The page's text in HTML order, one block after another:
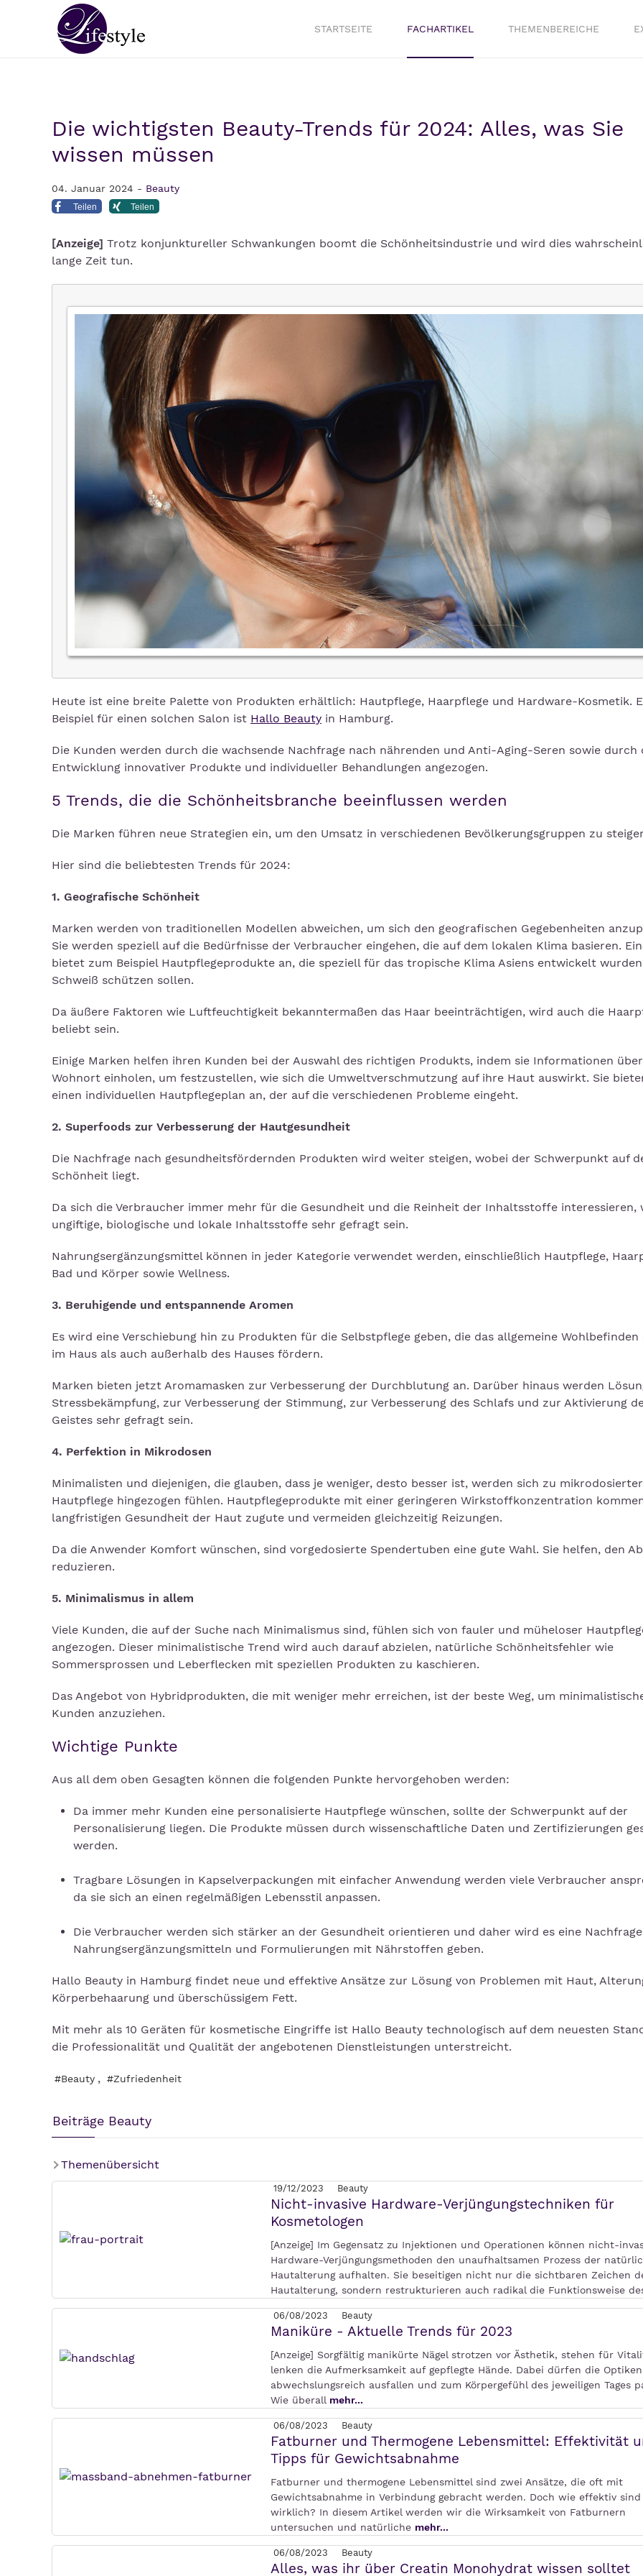
STARTSEITE FACHARTIKEL THEMENBEREICHE
Die wichtigsten Beauty-Trends für 2024: Alles, was Sie
wissen müssen
04. Januar 2024 - Beauty
Teilen Teilen
[Anzeige] Trotz konjunktureller Schwankungen boomt die Schönheitsindustrie und wird dies
lange Zeit tun.
Heute ist eine breite Palette von Produkten erhältlich: Hautpflege, Haarpflege und Hardware-Kosmetik.
Beispiel für einen solchen Salon ist Hallo Beauty in Hamburg.
Die Kunden werden durch die wachsende Nachfrage nach nährenden und Anti-Aging-Seren sowie durch
Entwicklung innovativer Produkte und individueller Behandlungen angezogen.
5 Trends, die die Schönheitsbranche beeinflussen werden
Die Marken führen neue Strategien ein, um den Umsatz in verschiedenen Bevölkerungsgruppen zu
Hier sind die beliebtesten Trends für 2024:
1. Geografische Schönheit
Marken werden von traditionellen Modellen abweichen, um sich den geografischen Gegebenheiten
Sie werden speziell auf die Bedürfnisse der Verbraucher eingehen, die auf dem lokalen Klima basieren.
bietet zum Beispiel Hautpflegeprodukte an, die speziell für das tropische Klima Asiens entwickelt
Schweiß schützen sollen.
Da äußere Faktoren wie Luftfeuchtigkeit bekanntermaßen das Haar beeinträchtigen, wird auch die
beliebt sein.
Einige Marken helfen ihren Kunden bei der Auswahl des richtigen Produkts, indem sie Informationen
Wohnort einholen, um festzustellen, wie sich die Umweltverschmutzung auf ihre Haut auswirkt. Sie
einen individuellen Hautpflegeplan an, der auf die verschiedenen Probleme eingeht.
2. Superfoods zur Verbesserung der Hautgesundheit
Die Nachfrage nach gesundheitsfördernden Produkten wird weiter steigen, wobei der Schwerpunkt auf
Schönheit liegt.
Da sich die Verbraucher immer mehr für die Gesundheit und die Reinheit der Inhaltsstoffe interessieren,
ungiftige, biologische und lokale Inhaltsstoffe sehr gefragt sein.
Nahrungsergänzungsmittel können in jeder Kategorie verwendet werden, einschließlich Hautpflege,
Bad und Körper sowie Wellness.
3. Beruhigende und entspannende Aromen
Es wird eine Verschiebung hin zu Produkten für die Selbstpflege geben, die das allgemeine Wohlbefinden
im Haus als auch außerhalb des Hauses fördern.
Marken bieten jetzt Aromamasken zur Verbesserung der Durchblutung an. Darüber hinaus werden
Stressbekämpfung, zur Verbesserung der Stimmung, zur Verbesserung des Schlafs und zur Aktivierung
Geistes sehr gefragt sein.
4. Perfektion in Mikrodosen
Minimalisten und diejenigen, die glauben, dass je weniger, desto besser ist, werden sich zu mikrodosierter
Hautpflege hingezogen fühlen. Hautpflegeprodukte mit einer geringeren Wirkstoffkonzentration
langfristigen Gesundheit der Haut zugute und vermeiden gleichzeitig Reizungen.
Da die Anwender Komfort wünschen, sind vorgedosierte Spendertuben eine gute Wahl. Sie helfen, den
reduzieren.
5. Minimalismus in allem
Viele Kunden, die auf der Suche nach Minimalismus sind, fühlen sich von fauler und müheloser
angezogen. Dieser minimalistische Trend wird auch darauf abzielen, natürliche Schönheitsfehler wie
Sommersprossen und Leberflecken mit speziellen Produkten zu kaschieren.
Das Angebot von Hybridprodukten, die mit weniger mehr erreichen, ist der beste Weg, um
Kunden anzuziehen.
Wichtige Punkte
Aus all dem oben Gesagten können die folgenden Punkte hervorgehoben werden:
Da immer mehr Kunden eine personalisierte Hautpflege wünschen, sollte der Schwerpunkt auf der
Personalisierung liegen. Die Produkte müssen durch wissenschaftliche Daten und Zertifizierungen
werden.
Tragbare Lösungen in Kapselverpackungen mit einfacher Anwendung werden viele Verbraucher
da sie sich an einen regelmäßigen Lebensstil anpassen.
Die Verbraucher werden sich stärker an der Gesundheit orientieren und daher wird es eine
Nahrungsergänzungsmitteln und Formulierungen mit Nährstoffen geben.
Hallo Beauty in Hamburg findet neue und effektive Ansätze zur Lösung von Problemen mit Haut,
Körperbehaarung und überschüssigem Fett.
Mit mehr als 10 Geräten für kosmetische Eingriffe ist Hallo Beauty technologisch auf dem neuesten
die Professionalität und Qualität der angebotenen Dienstleistungen unterstreicht.
#Beauty , #Zufriedenheit
Beiträge Beauty
Themenübersicht
19/12/2023 Beauty
Nicht-invasive Hardware-Verjüngungstechniken für
Kosmetologen
[Anzeige] Im Gegensatz zu Injektionen und Operationen können nicht-
Hardware-Verjüngungsmethoden den unaufhaltsamen Prozess der
Hautalterung aufhalten. Sie beseitigen nicht nur die sichtbaren Zeichen
Hautalterung, sondern restrukturieren auch radikal die Funktionsweise
06/08/2023 Beauty
Maniküre - Aktuelle Trends für 2023
[Anzeige] Sorgfältig manikürte Nägel strotzen vor Ästhetik, stehen für
lenken die Aufmerksamkeit auf gepflegte Hände. Dabei dürfen die
abwechslungsreich ausfallen und zum Körpergefühl des jeweiligen Tages
Wie überall mehr...
06/08/2023 Beauty
Fatburner und Thermogene Lebensmittel: Effektivität
Tipps für Gewichtsabnahme
Fatburner und thermogene Lebensmittel sind zwei Ansätze, die oft mit
Gewichtsabnahme in Verbindung gebracht werden. Doch wie effektiv sind
wirklich? In diesem Artikel werden wir die Wirksamkeit von Fatburnern
untersuchen und natürliche mehr...
06/08/2023 Beauty
Alles, was ihr über Creatin Monohydrat wissen solltet